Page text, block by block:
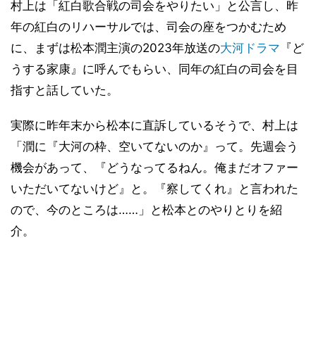
村上は「紅白歌合戦の司会をやりたい」と公言し、昨
年の紅白のリハーサルでは、司会の座をつかむため
に、まずは松本潤主演の2023年放送の大河ドラマ 『ど
うする家康』に呼んでもらい、同年の紅白の司会を目
指すと話していた。
実際に昨年末から松本に直訴しているそうで、村上は
「潤に『大河の枠、空いてないのか』って。先週会う
機会があって、『どうなってるねん。俺まだオファー
いただいてないけど』と。『察してくれ』と言われた
ので、今のところは……」と松本とのやりとりを紹
介。